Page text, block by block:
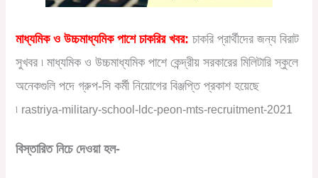
মাধ্যমিক ও উচ্চমাধ্যমিক পাশে চাকরির খবর: চাকরি প্রার্থীদের জন্য বিরাট
সুখবর ৷ মাধ্যমিক ও উচ্চমাধ্যমিক পাশে কেন্দ্রীয় সরকারের মিলিটারি স্কুলে
অনেকগুলি পদে গ্রুপ-সি কর্মী নিয়োগের বিঞ্জপ্তি প্রকাশ হয়েছে
৷ rastriya-military-school-ldc-peon-mts-recruitment-2021
বিস্তারিত নিচে দেওয়া হল-